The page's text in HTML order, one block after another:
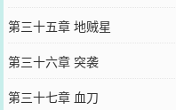
第三十五章 地贼星
第三十六章 突袭
第三十七章 血刀